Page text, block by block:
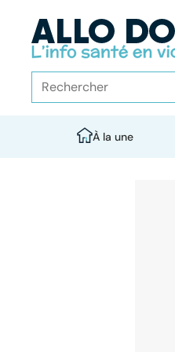
À la une